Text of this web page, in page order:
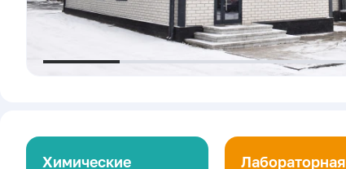
Химические
Лабораторная